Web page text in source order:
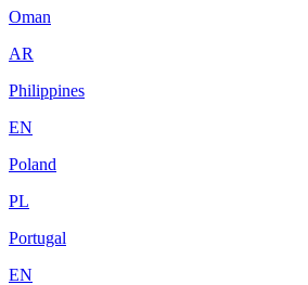
Oman
AR
Philippines
EN
Poland
PL
Portugal
EN